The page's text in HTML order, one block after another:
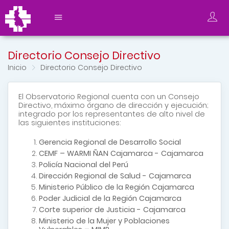
Directorio Consejo Directivo
Inicio Directorio Consejo Directivo
El Observatorio Regional cuenta con un Consejo
Directivo, máximo órgano de dirección y ejecución;
integrado por los representantes de alto nivel de
las siguientes instituciones:
Gerencia Regional de Desarrollo Social
CEMF – WARMI ÑAN Cajamarca - Cajamarca
Policía Nacional del Perú
Dirección Regional de Salud - Cajamarca
Ministerio Público de la Región Cajamarca
Poder Judicial de la Región Cajamarca
Corte superior de Justicia - Cajamarca
Ministerio de la Mujer y Poblaciones